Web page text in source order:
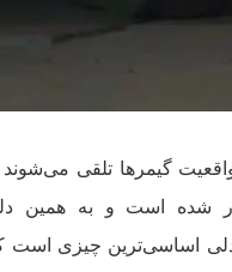
گیمرها تلقی
شده است و به همین
اساسی‌ترین چیزی است که